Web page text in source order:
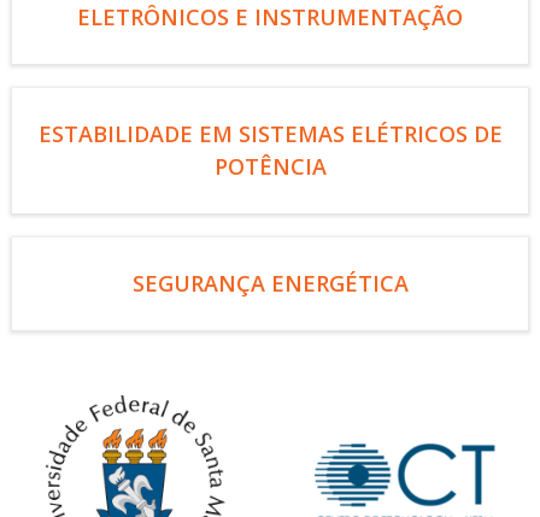
ELETRÔNICOS E INSTRUMENTAÇÃO
ESTABILIDADE EM SISTEMAS ELÉTRICOS DE
POTÊNCIA
SEGURANÇA ENERGÉTICA